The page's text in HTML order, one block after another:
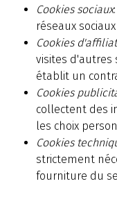
Cookies sociaux
réseaux
Cookies
visites d'autres
établit un
Cookies
collectent des
les choix
Cookies
strictement
fourniture du